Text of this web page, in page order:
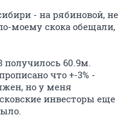
- на рябиновой, не
моему скока обещали,
получилось 60.9м.
что +-3% -
но у меня
инвесторы еще